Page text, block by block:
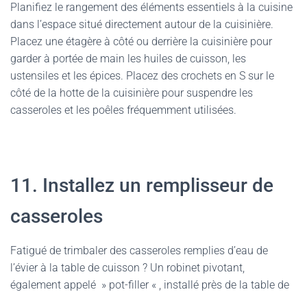
Planifiez le rangement des éléments essentiels à la cuisine
dans l’espace situé directement autour de la cuisinière.
Placez une étagère à côté ou derrière la cuisinière pour
garder à portée de main les huiles de cuisson, les
ustensiles et les épices. Placez des crochets en S sur le
côté de la hotte de la cuisinière pour suspendre les
casseroles et les poêles fréquemment utilisées.
11. Installez un remplisseur de
casseroles
Fatigué de trimbaler des casseroles remplies d’eau de
l’évier à la table de cuisson ? Un robinet pivotant,
également appelé » pot-filler « , installé près de la table de